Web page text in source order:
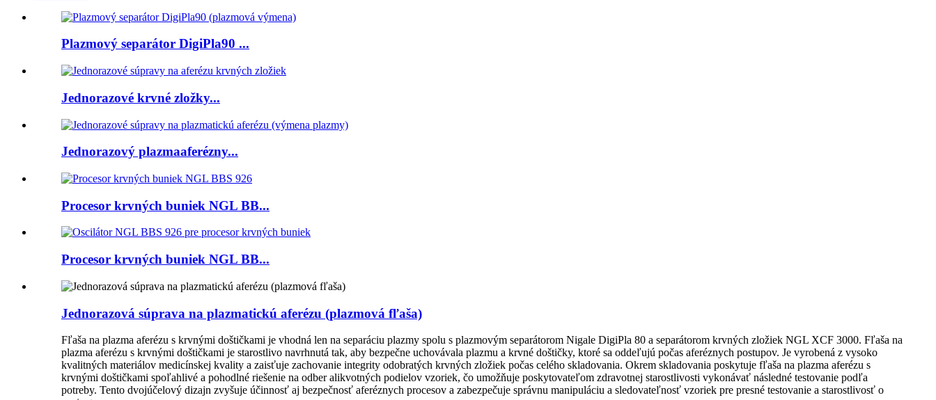
Plazmový separátor DigiPla90 ...
Jednorazové krvné zložky...
Jednorazový plazmaaferézny...
Procesor krvných buniek NGL BB...
Procesor krvných buniek NGL BB...
Jednorazová súprava na plazmatickú aferézu (plazmová fľaša)
Fľaša na plazma aferézu s krvnými doštičkami je vhodná len na separáciu plazmy spolu s plazmovým separátorom Nigale DigiPla 80 a separátorom krvných zložiek NGL XCF 3000. Fľaša na
plazma aferézu s krvnými doštičkami je starostlivo navrhnutá tak, aby bezpečne uchovávala plazmu a krvné doštičky, ktoré sa oddeľujú počas aferéznych postupov. Je vyrobená z vysoko
kvalitných materiálov medicínskej kvality a zaisťuje zachovanie integrity odobratých krvných zložiek počas celého skladovania. Okrem skladovania poskytuje fľaša na plazma aferézu s
krvnými doštičkami spoľahlivé a pohodlné riešenie na odber alikvotných podielov vzoriek, čo umožňuje poskytovateľom zdravotnej starostlivosti vykonávať následné testovanie podľa
potreby. Tento dvojúčelový dizajn zvyšuje účinnosť aj bezpečnosť aferéznych procesov a zabezpečuje správnu manipuláciu a sledovateľnosť vzoriek pre presné testovanie a starostlivosť o